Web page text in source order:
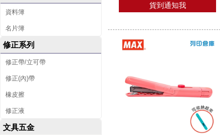
資料簿
名片簿
修正系列
修正帶/立可帶
修正(內)帶
橡皮擦
修正液
文具五金
貨到通知我